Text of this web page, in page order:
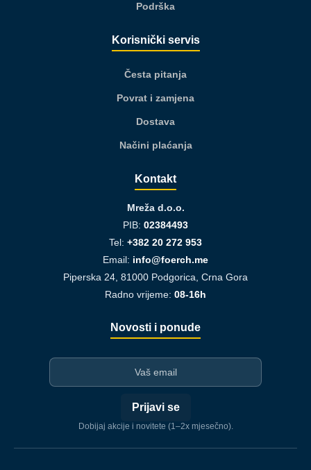
Podrška
Korisnički servis
Česta pitanja
Povrat i zamjena
Dostava
Načini plaćanja
Kontakt
Mreža d.o.o.
PIB: 02384493
Tel: +382 20 272 953
Email: info@foerch.me
Piperska 24, 81000 Podgorica, Crna Gora
Radno vrijeme: 08-16h
Novosti i ponude
Prijavi se
Dobijaj akcije i novitete (1–2x mjesečno).